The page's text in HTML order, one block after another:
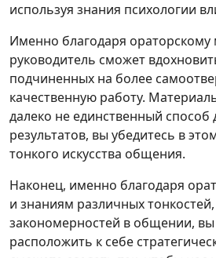
используя знания психологии
Именно благодаря ораторскому
руководитель сможет
подчиненных на более
качественную работу.
далеко не единственный способ
результатов, вы убедитесь в
тонкого искусства общения.
Наконец, именно благодаря
и знаниям различных
закономерностей в общении, вы
расположить к себе